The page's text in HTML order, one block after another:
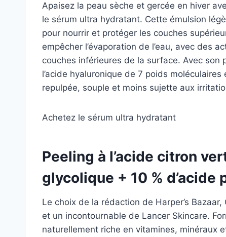
Apaisez la peau sèche et gercée en hiver
le sérum ultra hydratant. Cette émulsion
pour nourrir et protéger les couches
empêcher l’évaporation de l’eau, avec des
couches inférieures de la surface. Avec son
l’acide hyaluronique de 7 poids
repulpée, souple et moins sujette aux
Achetez le sérum ultra hydratant
Peeling à l’acide citron
glycolique + 10 % d’acide
Le choix de la rédaction de Harper’s
et un incontournable de Lancer Skincare.
naturellement riche en vitamines, minéraux